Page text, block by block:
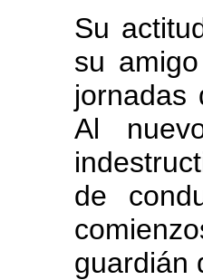
Su
su
jornadas
Al
de
guardián